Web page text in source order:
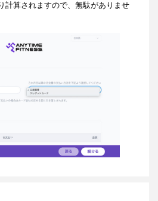
計算されますので、無駄がありませ